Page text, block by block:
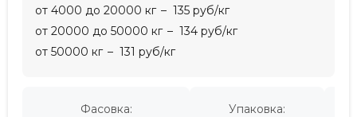
Фасовка:
Упаковка:
от 4000 до 20000 кг
135 руб/кг
от 20000 до 50000 кг
134 руб/кг
от 50000 кг
131 руб/кг